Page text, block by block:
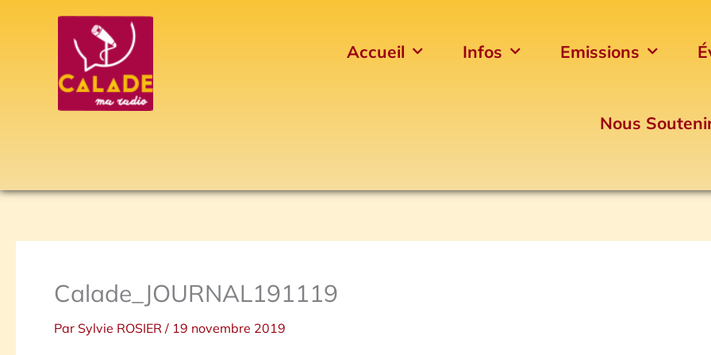
Accueil Infos Emissions
Nous
Calade_JOURNAL191119
Par Sylvie ROSIER / 19 novembre 2019